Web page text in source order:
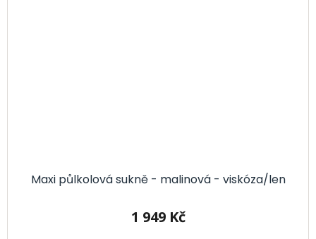
Maxi půlkolová sukně - malinová - viskóza/len
1 949 Kč